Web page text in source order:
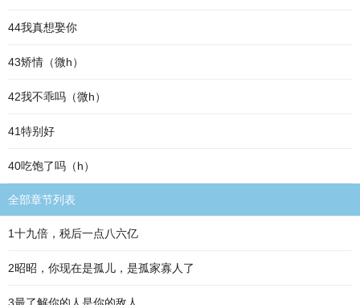
44我真想娶你
43矫情（微h）
42我不乖吗（微h）
41特别好
40吃饱了吗（h）
全部章节列表
1十九倍，税后一点八六亿
2昭昭，你现在是孤儿，是孤家寡人了